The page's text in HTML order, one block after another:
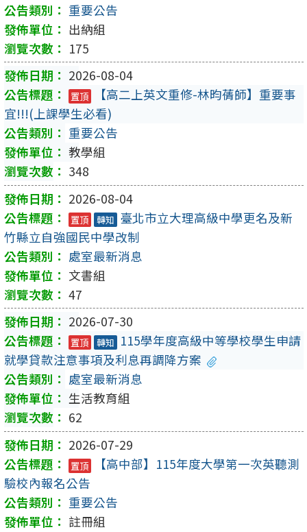
重要公告
出納組
175
2026-08-04
置頂
【高二上英文重修-林昀蒨師】重要事
宜!!!(上課學生必看)
重要公告
教學組
348
2026-08-04
置頂 轉知 臺北市立大理高級中學更名及新
竹縣立自強國民中學改制
處室最新消息
文書組
47
2026-07-30
置頂 轉知 115學年度高級中等學校學生申請
就學貸款注意事項及利息再調降方案
處室最新消息
生活教育組
62
2026-07-29
置頂
【高中部】115年度大學第一次英聽測
驗校內報名公告
重要公告
註冊組